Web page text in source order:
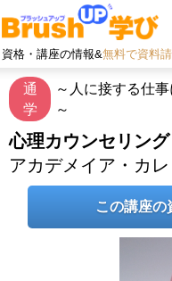
資格・講座の情報&無料で資料
通
学
～人に接する仕
～
心理カウンセリン
アカデメイア・カ
この講座の